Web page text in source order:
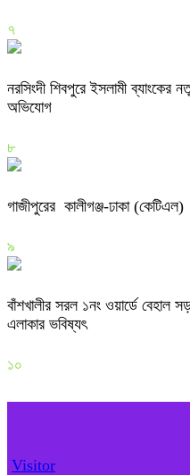
৭
নরসিংদী শিবপুরে ইসলামী ব্যাংকের
অভিযোগ
৮
গাজীপুরের কালীগঞ্জ-ঢাকা
৯
বাঁশখালীর সরল ১নং ওয়ার্ডে বেহাল
এলাকার ভবিষ্যৎ
১০
Visitor